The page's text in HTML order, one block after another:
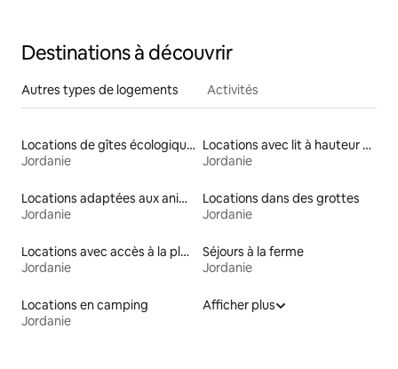
Destinations à découvrir
Autres types de logements Activités
Locations de gîtes écologiques
Jordanie
Locations avec lit à hauteur adaptée
Jordanie
Locations adaptées aux animaux
Jordanie
Locations dans des grottes
Jordanie
Locations avec accès à la plage
Jordanie
Séjours à la ferme
Jordanie
Locations en camping
Jordanie
Afficher plus